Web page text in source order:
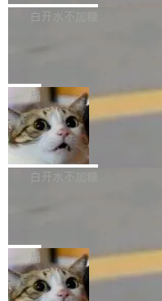
w 不要求标准普通话，方言识
容提供的字体时出现的几个问
质的最低采样率）的音频格式
SS 圆角虚线样式中可能存在
的图像元素不在同一个子树中
联 加...
发布的 Release Notes，他
最强的若干项。对于尚未正式
通过拉取过去一年内（从 PG
至今）的所有 commit，同样
经过人工复核，准确度令人
社区爱好者提供了高效跟踪
白开水不加糖
维护工作一直与我的日常工
和休闲娱乐竞争时间。" 这是
ebastian Pipping 写在博客里
他宣布了一个新消息：从
他可以全职维护 libexpat 了
库之一。你的操作系统、浏览
施软件，很可能都在用它。而
的人一直在用业余...
局
Firefox 153.0.3 发布
Firefox 153.0.3 现已发布，
下： New Smart Window 包
i> <li>现在，助手可以直接使用 Exa 的网络搜索
结果回答问题，而无需将问题
白开水不加糖
的 npm 包。项目的核心论点
ent 计算。真正适合的，是
工程师在这件事上没什么可
局
OpenAI 公开邮件和聊天记